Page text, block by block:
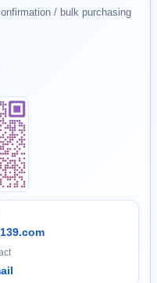
/ bulk purchasing